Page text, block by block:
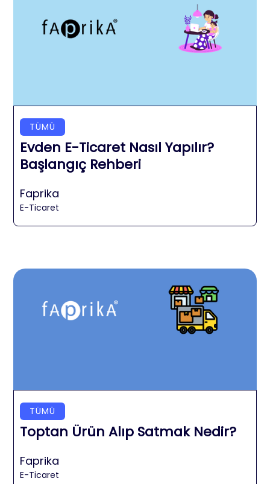
TÜMÜ
Evden E-Ticaret Nasıl Yapılır?
Başlangıç Rehberi
Faprika
E-Ticaret
TÜMÜ
Toptan Ürün Alıp Satmak Nedir?
Faprika
E-Ticaret